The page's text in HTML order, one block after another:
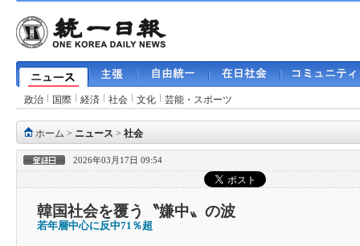
政治 国際 経済 社会 文化 芸能・スポーツ
ホーム > ニュース > 社会
2026年03月17日 09:54
韓国社会を覆う〝嫌中〟の波
若年層中心に反中71％超